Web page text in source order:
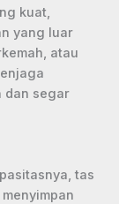
kuat,
yang luar
atau
dan segar
tas